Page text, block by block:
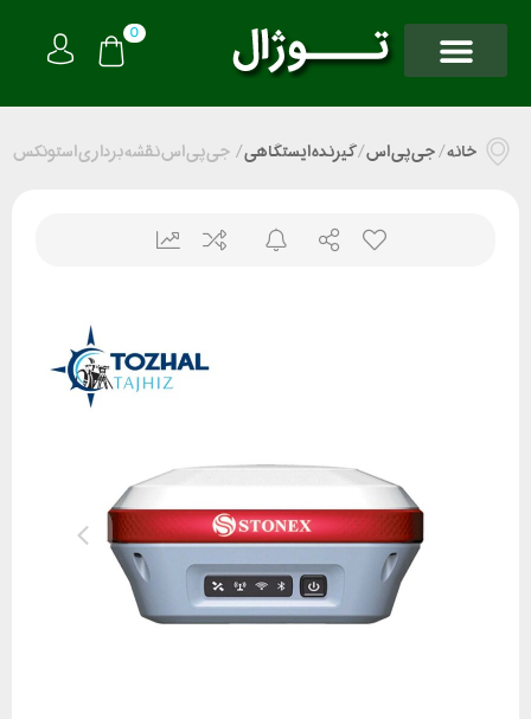
0
خانه/جی پی اس/گیرنده ایستگاهی/ جی پی اس نقشه برداری استونکس S3ll SE